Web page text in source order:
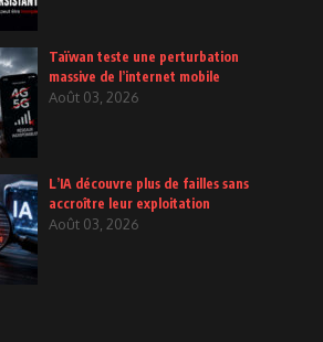
Taïwan teste une perturbation
massive de l’internet mobile
Août 03, 2026
L’IA découvre plus de failles sans
accroître leur exploitation
Août 03, 2026